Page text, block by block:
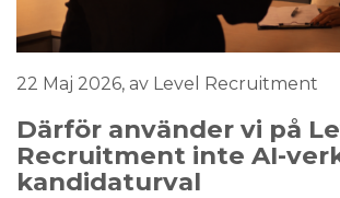
22 Maj 2026, av Level Recruitment
Därför använder vi på
Recruitment inte AI-
kandidaturval